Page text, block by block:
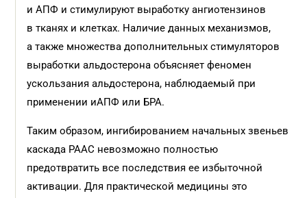
и АПФ и стимулируют выработку ангиотензинов
в тканях и клетках. Наличие данных механизмов,
а также множества дополнительных стимуляторов
выработки альдостерона объясняет феномен
ускользания альдостерона, наблюдаемый при
применении иАПФ или БРА.
Таким образом, ингибированием начальных звеньев
каскада РААС невозможно полностью
предотвратить все последствия ее избыточной
активации. Для практической медицины это